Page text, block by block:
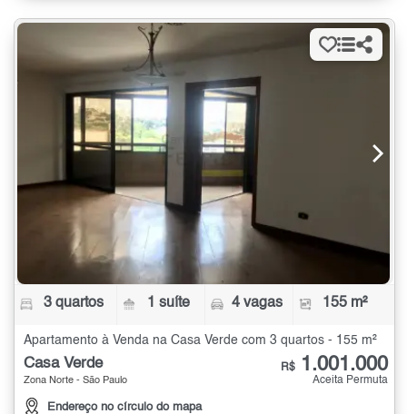
3 quartos 1 suíte 4 vagas 155 m²
Apartamento à Venda na Casa Verde com 3 quartos - 155 m²
Casa Verde
Zona Norte - São Paulo
Endereço no círculo do mapa
R$ 1.001.000
Aceita Permuta